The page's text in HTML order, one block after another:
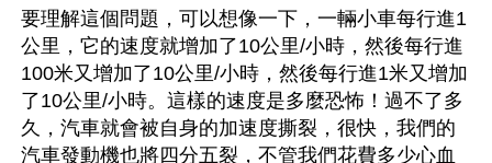
要理解這個問題，可以想像一下，一輛小車每行進1
公里，它的速度就增加了10公里/小時，然後每行進
100米又增加了10公里/小時，然後每行進1米又增加
了10公里/小時。這樣的速度是多麼恐怖！過不了多
久，汽車就會被自身的加速度撕裂，很快，我們的
汽車發動機也將四分五裂，不管我們花費多少心血